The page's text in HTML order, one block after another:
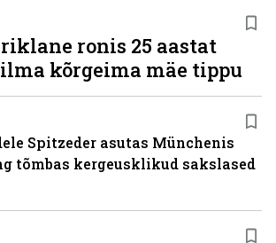
ronis 25 aastat
kõrgeima mäe tippu
Spitzeder asutas Münchenis
tõmbas kergeusklikud sakslased